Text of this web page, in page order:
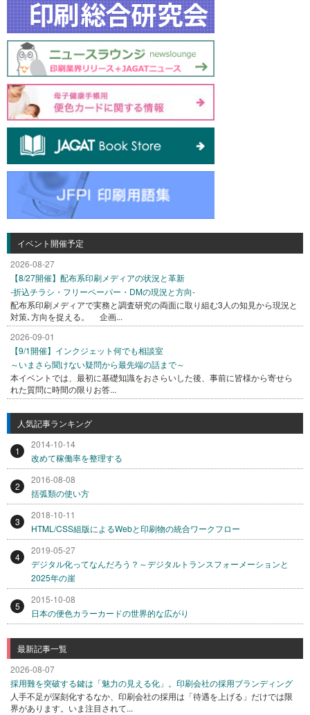
イベント開催予定
2026-08-27
【8/27開催】配布系印刷メディアの状況と革新
-折込チラシ・フリーペーパー・DMの現況と方向-
配布系印刷メディアで実務と調査研究の両面に取り組む3人の知見から現況と
対策､方向を捉える。 企画...
2026-09-01
【9/1開催】インクジェット何でも相談室
～いまさら聞けない疑問から最先端の話まで～
本イベントでは、最初に基礎知識をおさらいした後、事前に皆様から寄せら
れた質問に時間の限りお答...
人気記事ランキング
1
2014-10-14
改めて稼働率を整理する
2
2016-08-08
括弧類の使い方
3
2018-10-11
HTML/CSS組版によるWebと印刷物の統合ワークフロー
4
2019-05-27
デジタル化ってなんだろう？～デジタルトランスフォーメーションと
2025年の崖
5
2015-10-08
日本の便色カラーカードの世界的な広がり
最新記事一覧
2026-08-07
採用難を突破する鍵は「魅力の見える化」。印刷会社の採用ブランディング
人手不足が深刻化するなか、印刷会社の採用は「待遇を上げる」だけでは限
界があります。いま注目されて...